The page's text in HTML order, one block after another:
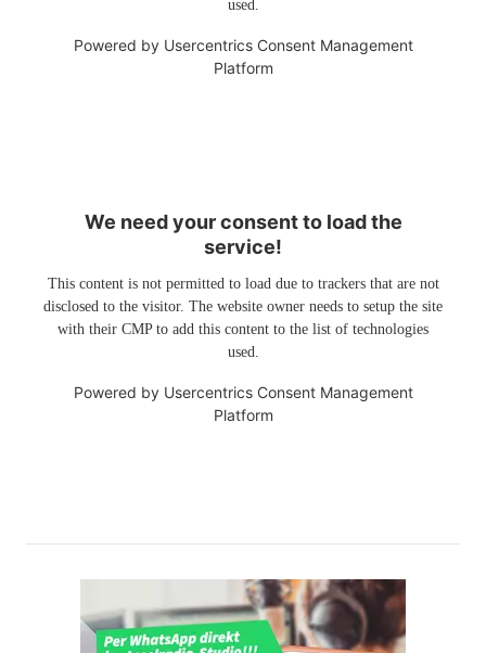
used.
Powered by Usercentrics Consent Management
Platform
We need your consent to load the
service!
This content is not permitted to load due to trackers that are not
disclosed to the visitor. The website owner needs to setup the site
with their CMP to add this content to the list of technologies
used.
Powered by Usercentrics Consent Management
Platform